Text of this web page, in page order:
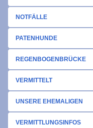
NOTFÄLLE
PATENHUNDE
REGENBOGENBRÜCKE
VERMITTELT
UNSERE EHEMALIGEN
VERMITTLUNGSINFOS